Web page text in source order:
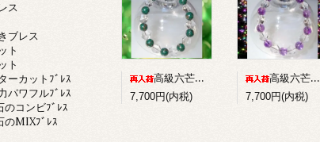
高級六芒星水晶+パイライトインマラカイトのコンビブレスレット
7,700円(内税)
高級六芒星水晶+アメジストのコンビブレスレット
7,700円(内税)
ス
ブレス
ト
ト
ーカットﾌﾞﾚｽ
パワフルﾌﾞﾚｽ
のコンビﾌﾞﾚｽ
のMIXﾌﾞﾚｽ